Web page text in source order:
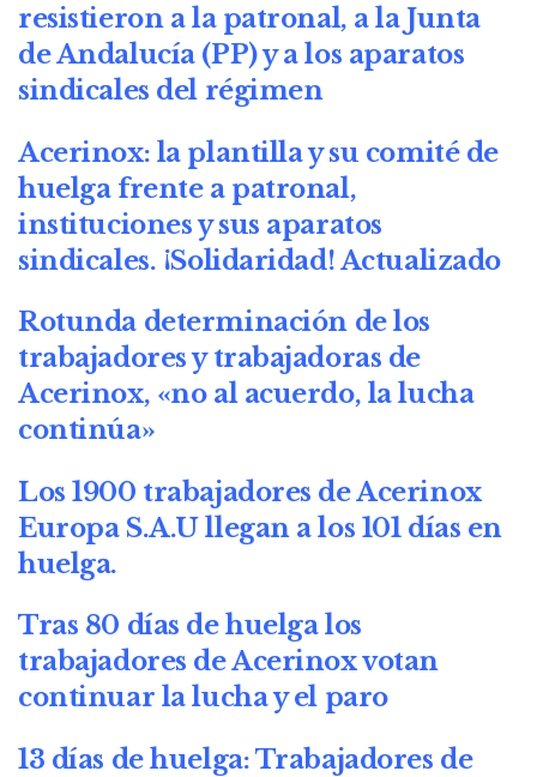
resistieron a la patronal, a la Junta
de Andalucía (PP) y a los aparatos
sindicales del régimen
Acerinox: la plantilla y su comité de
huelga frente a patronal,
instituciones y sus aparatos
sindicales. ¡Solidaridad! Actualizado
Rotunda determinación de los
trabajadores y trabajadoras de
Acerinox, «no al acuerdo, la lucha
continúa»
Los 1900 trabajadores de Acerinox
Europa S.A.U llegan a los 101 días en
huelga.
Tras 80 días de huelga los
trabajadores de Acerinox votan
continuar la lucha y el paro
13 días de huelga: Trabajadores de